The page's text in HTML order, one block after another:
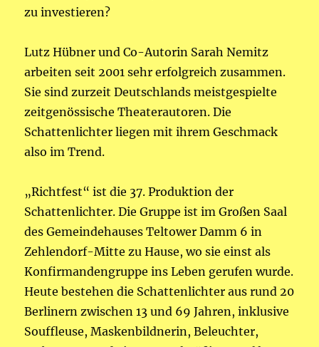
zu investieren?
Lutz Hübner und Co-Autorin Sarah Nemitz
arbeiten seit 2001 sehr erfolgreich zusammen.
Sie sind zurzeit Deutschlands meistgespielte
zeitgenössische Theaterautoren. Die
Schattenlichter liegen mit ihrem Geschmack
also im Trend.
„Richtfest“ ist die 37. Produktion der
Schattenlichter. Die Gruppe ist im Großen Saal
des Gemeindehauses Teltower Damm 6 in
Zehlendorf-Mitte zu Hause, wo sie einst als
Konfirmandengruppe ins Leben gerufen wurde.
Heute bestehen die Schattenlichter aus rund 20
Berlinern zwischen 13 und 69 Jahren, inklusive
Souffleuse, Maskenbildnerin, Beleuchter,